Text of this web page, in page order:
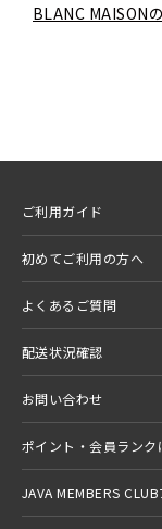
BLANC MAISON
ご利用ガイド
初めてご利用の方へ
よくあるご質問
配送状況確認
お問い合わせ
ポイント・会員ランク
JAVA MEMBERS